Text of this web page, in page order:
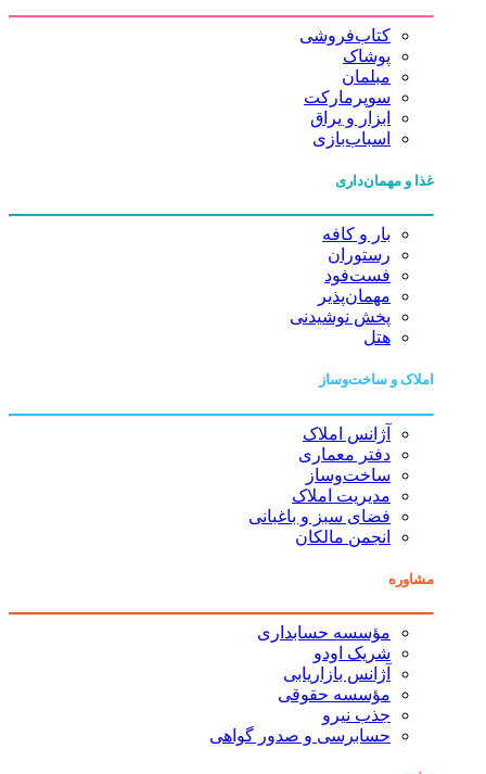
کتاب‌فروشی
پوشاک
مبلمان
سوپرمارکت
ابزار و یراق
اسباب‌بازی
غذا و مهمان‌داری
بار و کافه
رستوران
فست‌فود
مهمان‌پذیر
پخش نوشیدنی
هتل
املاک و ساخت‌وساز
آژانس املاک
دفتر معماری
ساخت‌وساز
مدیریت املاک
فضای سبز و باغبانی
انجمن مالکان
مشاوره
مؤسسه حسابداری
شریک اودو
آژانس بازاریابی
مؤسسه حقوقی
جذب نیرو
حسابرسی و صدور گواهی